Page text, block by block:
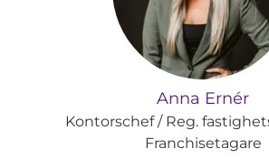
Anna Ernér
Kontorschef / Reg.
Franchisetagare